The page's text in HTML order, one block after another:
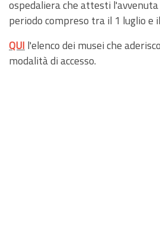
ospedaliera che attesti
periodo compreso tra il 1 luglio e
QUI l'elenco dei musei che
modalità di accesso.